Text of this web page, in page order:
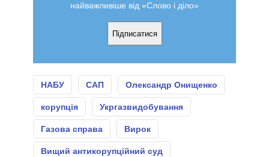
найважливіше від «Слово і діло»
Підписатися
НАБУ САП Олександр Онищенко
корупція Укргазвидобування
Газова справа Вирок
Вищий антикорупційний суд